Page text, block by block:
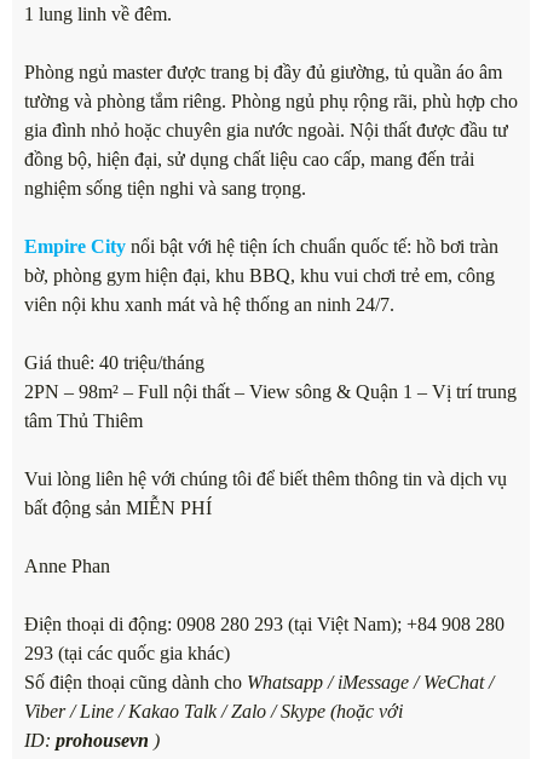
1 lung linh về đêm.
Phòng ngủ master được trang bị đầy đủ giường, tủ quần áo âm
tường và phòng tắm riêng. Phòng ngủ phụ rộng rãi, phù hợp cho
gia đình nhỏ hoặc chuyên gia nước ngoài. Nội thất được đầu tư
đồng bộ, hiện đại, sử dụng chất liệu cao cấp, mang đến trải
nghiệm sống tiện nghi và sang trọng.
Empire City nổi bật với hệ tiện ích chuẩn quốc tế: hồ bơi tràn
bờ, phòng gym hiện đại, khu BBQ, khu vui chơi trẻ em, công
viên nội khu xanh mát và hệ thống an ninh 24/7.
Giá thuê: 40 triệu/tháng
2PN – 98m² – Full nội thất – View sông & Quận 1 – Vị trí trung
tâm Thủ Thiêm
Vui lòng liên hệ với chúng tôi để biết thêm thông tin và dịch vụ
bất động sản MIỄN PHÍ
Anne Phan
Điện thoại di động: 0908 280 293 (tại Việt Nam); +84 908 280
293 (tại các quốc gia khác)
Số điện thoại cũng dành cho Whatsapp / iMessage / WeChat /
Viber / Line / Kakao Talk / Zalo / Skype (hoặc với
ID: prohousevn )